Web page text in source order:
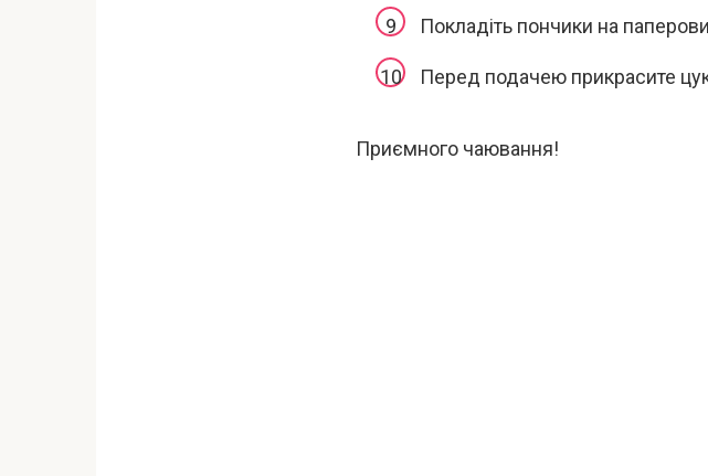
Покладіть пончики на
Перед подачею прикрасите
Приємного чаювання!